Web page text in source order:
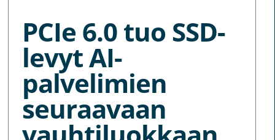
PCIe 6.0 tuo SSD-
levyt AI-
palvelimien
seuraavaan